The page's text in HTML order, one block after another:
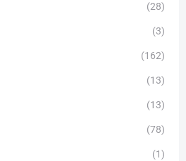
(28)
(3)
(162)
(13)
(13)
(78)
(1)